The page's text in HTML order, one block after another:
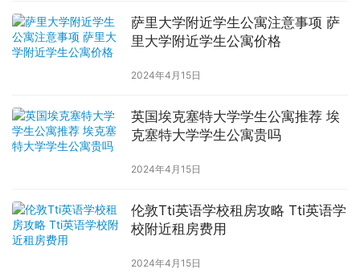
萨里大学附近学生公寓注意事项 萨
里大学附近学生公寓价格
2024年4月15日
英国埃克塞特大学学生公寓推荐 埃
克塞特大学学生公寓贵吗
2024年4月15日
伦敦Tti英语学校租房攻略 Tti英语学
校附近租房费用
2024年4月15日